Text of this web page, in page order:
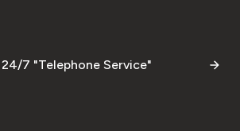
24/7 "Telephone Service"